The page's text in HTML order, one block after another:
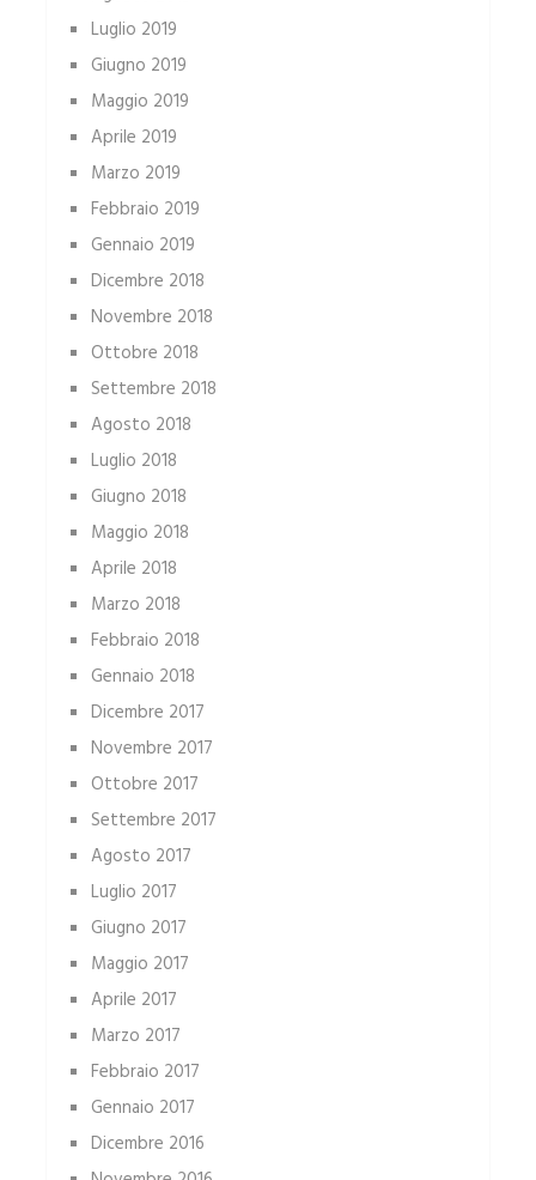
Luglio 2019
Giugno 2019
Maggio 2019
Aprile 2019
Marzo 2019
Febbraio 2019
Gennaio 2019
Dicembre 2018
Novembre 2018
Ottobre 2018
Settembre 2018
Agosto 2018
Luglio 2018
Giugno 2018
Maggio 2018
Aprile 2018
Marzo 2018
Febbraio 2018
Gennaio 2018
Dicembre 2017
Novembre 2017
Ottobre 2017
Settembre 2017
Agosto 2017
Luglio 2017
Giugno 2017
Maggio 2017
Aprile 2017
Marzo 2017
Febbraio 2017
Gennaio 2017
Dicembre 2016